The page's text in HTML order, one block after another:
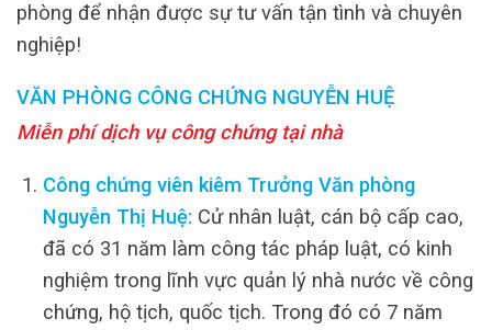
phòng để nhận được sự tư vấn tận tình và chuyên
nghiệp!
VĂN PHÒNG CÔNG CHỨNG NGUYỄN HUỆ
Miễn phí dịch vụ công chứng tại nhà
Công chứng viên kiêm Trưởng Văn phòng
Nguyễn Thị Huệ: Cử nhân luật, cán bộ cấp cao,
đã có 31 năm làm công tác pháp luật, có kinh
nghiệm trong lĩnh vực quản lý nhà nước về công
chứng, hộ tịch, quốc tịch. Trong đó có 7 năm